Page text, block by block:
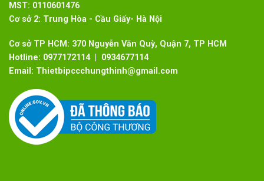
MST: 0110601476
Cơ sở 2: Trung Hòa - Cầu Giấy- Hà Nội
Cơ sở TP HCM: 370 Nguyễn Văn Quỳ, Quận 7, TP HCM
Hotline: 0977172114 | 0934677114
Email: Thietbipccchungthinh@gmail.com